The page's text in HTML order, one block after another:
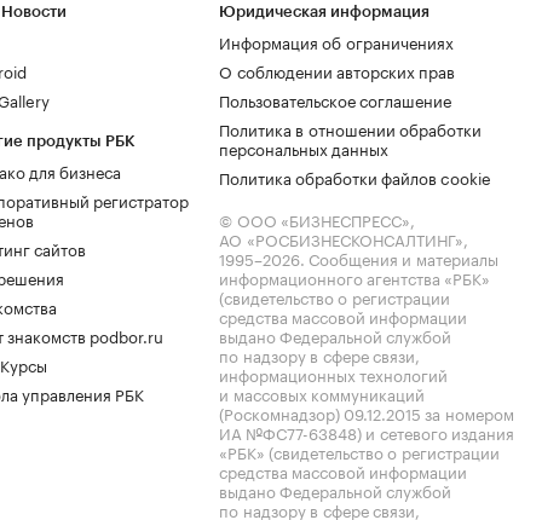
продукты РБК
для бизнеса
регистратор
сайтов
знакомств podbor.ru
управления РБК
Юридическая информация
Информация об ограничениях
О соблюдении авторских прав
Пользовательское соглашение
Политика в отношении обработки
персональных данных
Политика обработки файлов cookie
© ООО «БИЗНЕСПРЕСС»,
АО «РОСБИЗНЕСКОНСАЛТИНГ»,
1995–2026. Сообщения и материалы
информационного агентства «РБК»
(свидетельство о регистрации
средства массовой информации
выдано Федеральной службой
по надзору в сфере связи,
информационных технологий
и массовых коммуникаций
(Роскомнадзор) 09.12.2015 за номером
ИА №ФС77-63848) и сетевого издания
«РБК» (свидетельство о регистрации
средства массовой информации
выдано Федеральной службой
по надзору в сфере связи,